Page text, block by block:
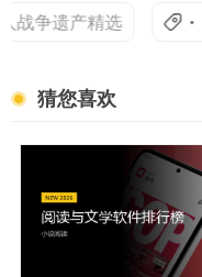
战争遗产精选
猜您喜欢